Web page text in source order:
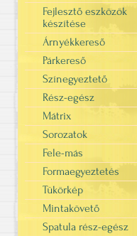
Fejlesztő eszközök
készítése
Árnyékkereső
Párkereső
Színegyeztető
Rész-egész
Mátrix
Sorozatok
Fele-más
Formaegyeztetés
Tükörkép
Mintakövető
Spatula rész-egész